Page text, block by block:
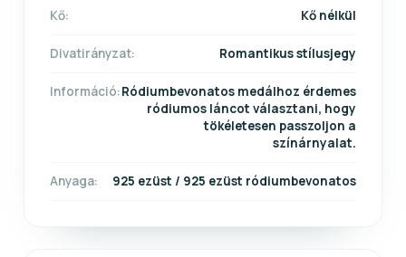
Kő: Kő nélkül
Divatirányzat: Romantikus stílusjegy
Információ:Ródiumbevonatos medálhoz érdemes
ródiumos láncot választani, hogy
tökéletesen passzoljon a
színárnyalat.
Anyaga: 925 ezüst / 925 ezüst ródiumbevonatos